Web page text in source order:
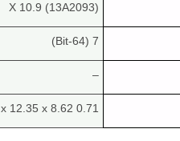
X 10.9 (13A2093)
7 (64-Bit)
–
0.71 x 12.35 x 8.62